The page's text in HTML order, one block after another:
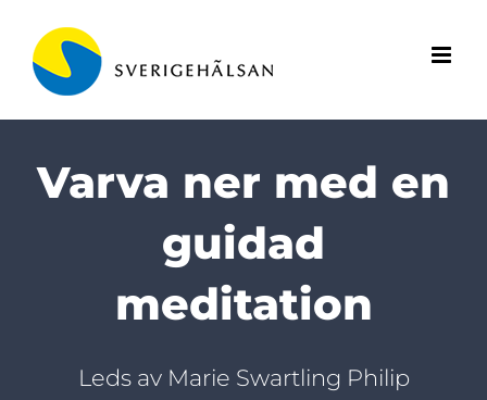
innehållet
Varva ner med en
guidad
meditation
Leds av Marie Swartling Philip